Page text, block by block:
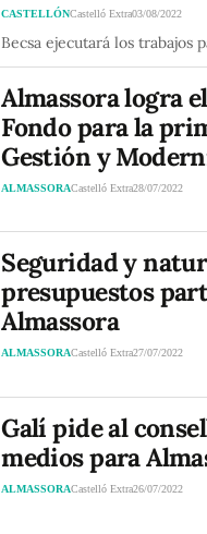
CASTELLÓNCastelló Extra03/08/2022
Becsa ejecutará los trabajos
Almassora logra
Fondo para la
Gestión y
ALMASSORACastelló Extra28/07/2022
Seguridad y
presupuestos
Almassora
ALMASSORACastelló Extra27/07/2022
Galí pide al
medios para
ALMASSORACastelló Extra26/07/2022